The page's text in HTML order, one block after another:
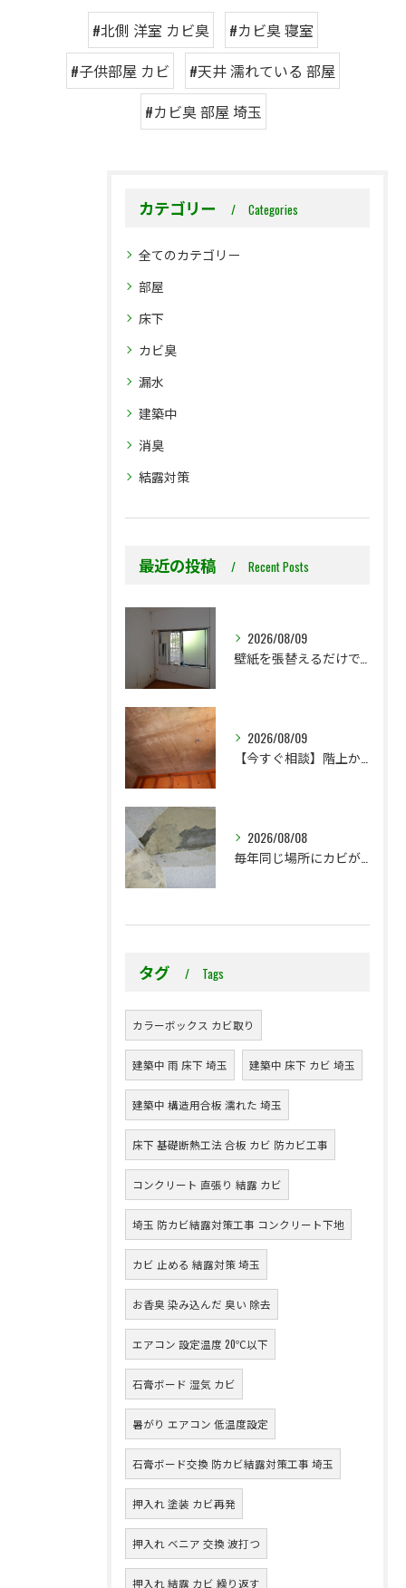
#北側 洋室 カビ臭
#カビ臭 寝室
#子供部屋 カビ
#天井 濡れている 部屋
#カビ臭 部屋 埼玉
カテゴリー Categories
全てのカテゴリー
部屋
床下
カビ臭
漏水
建築中
消臭
結露対策
最近の投稿 Recent Posts
2026/08/09
2026/08/09
2026/08/08
タグ Tags
カラーボックス カビ取り
建築中 雨 床下 埼玉 建築中 床下 カビ 埼玉
建築中 構造用合板 濡れた 埼玉
床下 基礎断熱工法 合板 カビ 防カビ工事
コンクリート 直張り 結露 カビ
埼玉 防カビ結露対策工事 コンクリート下地
カビ 止める 結露対策 埼玉
お香臭 染み込んだ 臭い 除去
エアコン 設定温度 20℃以下
石膏ボード 湿気 カビ
暑がり エアコン 低温度設定
石膏ボード交換 防カビ結露対策工事 埼玉
押入れ 塗装 カビ再発
押入れ ベニア 交換 波打つ
押入れ 結露 カビ 繰り返す